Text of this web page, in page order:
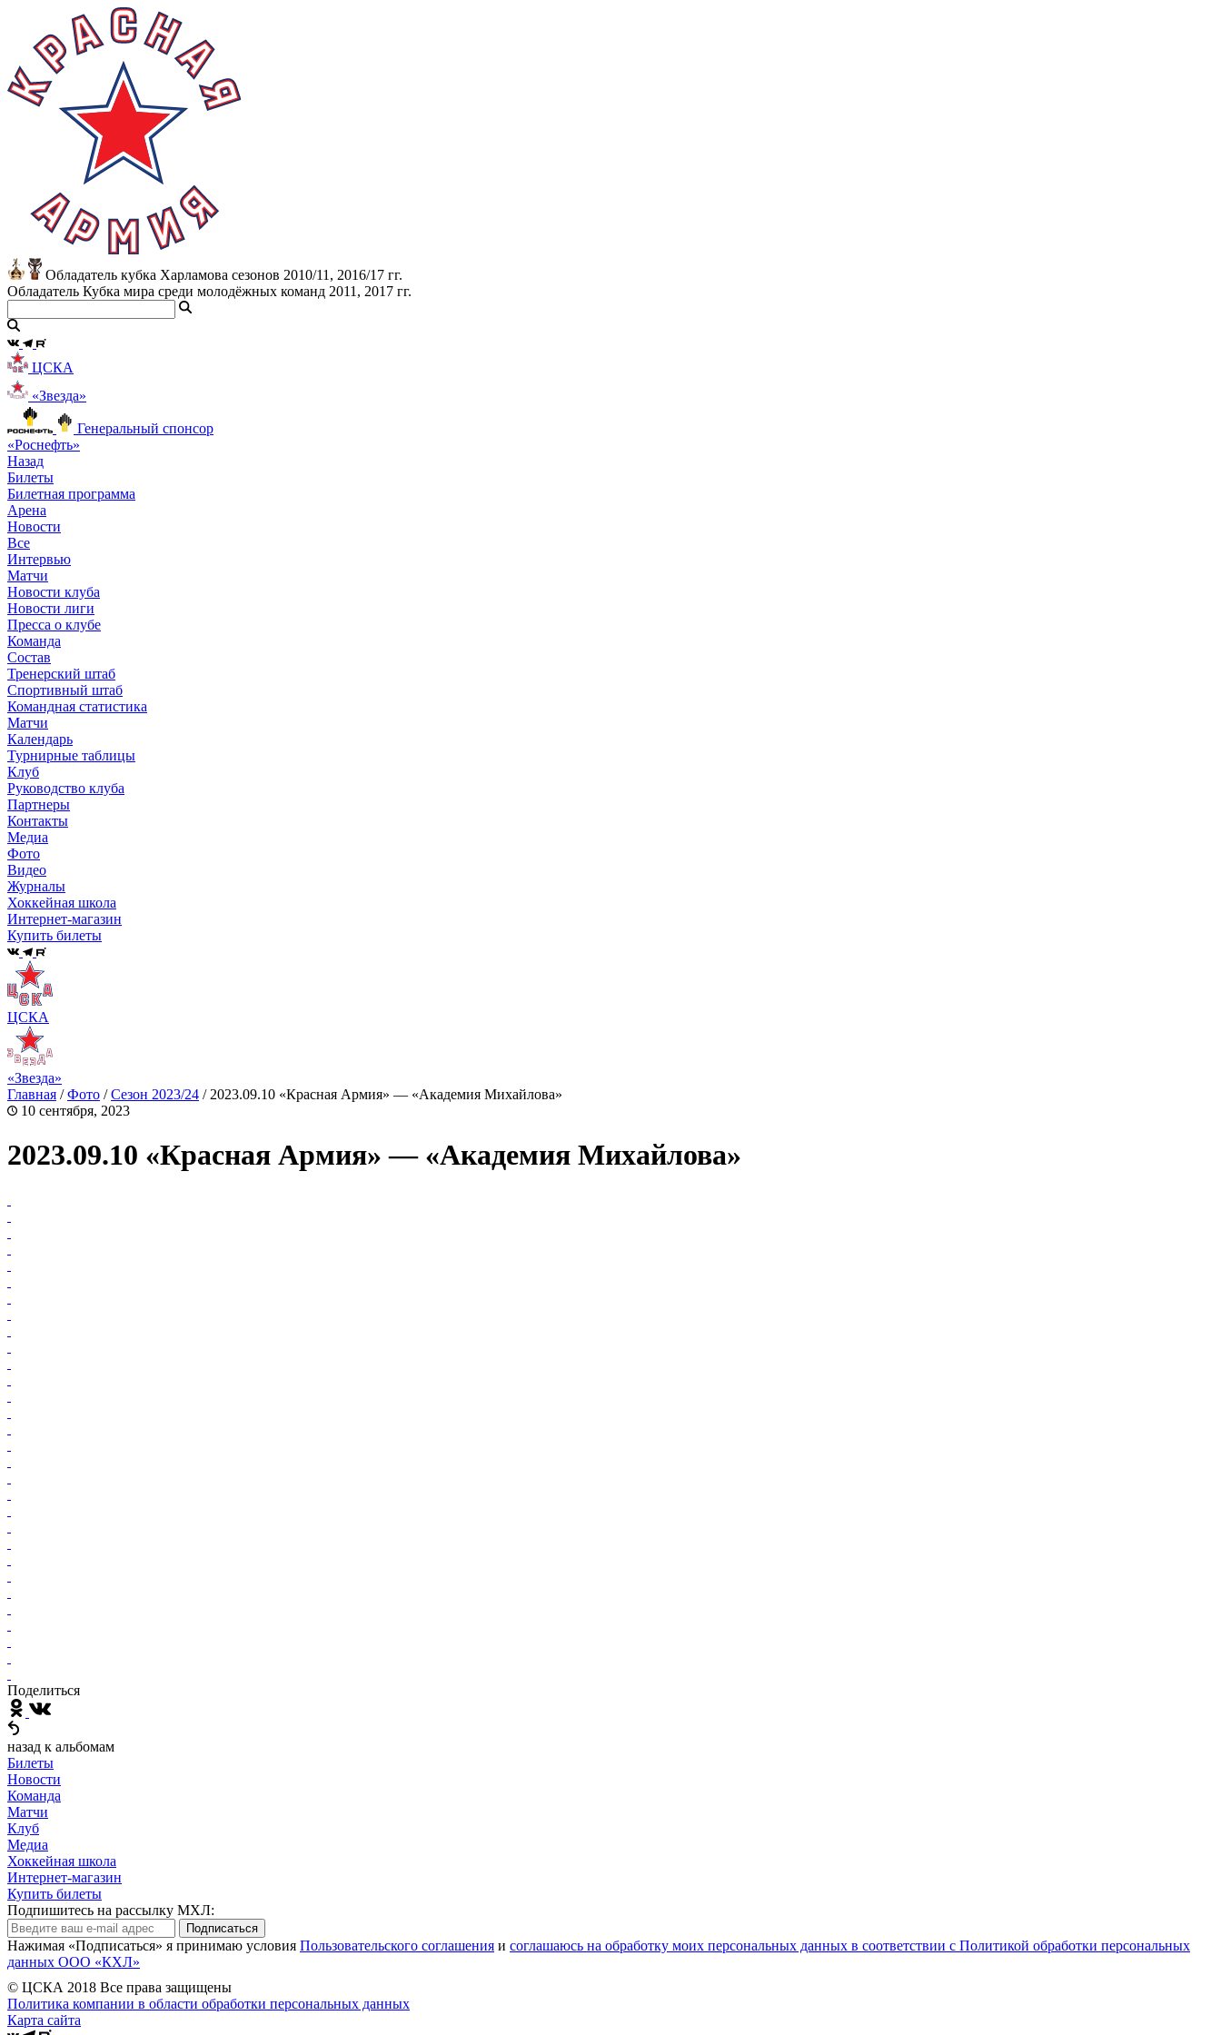
Обладатель кубка Харламова сезонов 2010/11, 2016/17 гг.
Обладатель Кубка мира среди молодёжных команд 2011, 2017 гг.
ЦСКА
«Звезда»
Генеральный спонсор
«Роснефть»
Назад
Билеты
Билетная программа
Арена
Новости
Все
Интервью
Матчи
Новости клуба
Новости лиги
Пресса о клубе
Команда
Состав
Тренерский штаб
Спортивный штаб
Командная статистика
Матчи
Календарь
Турнирные таблицы
Клуб
Руководство клуба
Партнеры
Контакты
Медиа
Фото
Видео
Журналы
Хоккейная школа
Интернет-магазин
Купить билеты
ЦСКА
«Звезда»
Главная /Фото /Сезон 2023/24 / 2023.09.10 «Красная Армия» — «Академия Михайлова»
10 сентября, 2023
2023.09.10 «Красная Армия» — «Академия Михайлова»
Поделиться
назад к альбомам
Билеты
Новости
Команда
Матчи
Клуб
Медиа
Хоккейная школа
Интернет-магазин
Купить билеты
Подпишитесь на рассылку МХЛ:
Подписаться
Нажимая «Подписаться» я принимаю условия Пользовательского соглашения и соглашаюсь на обработку моих персональных данных в соответствии с Политикой обработки персональных
данных ООО «КХЛ»
© ЦСКА 2018 Все права защищены
Политика компании в области обработки персональных данных
Карта сайта